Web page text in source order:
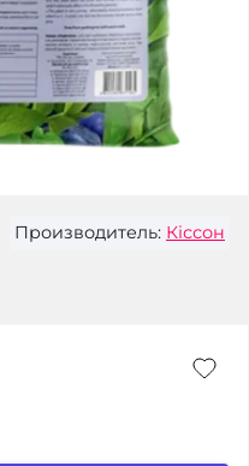
Производитель: Кіссон